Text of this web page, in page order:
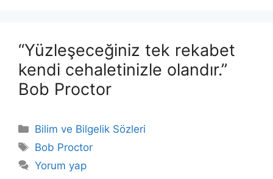
“Yüzleşeceğiniz tek rekabet
kendi cehaletinizle olandır.”
Bob Proctor
Kategoriler
Bilim ve Bilgelik Sözleri
Etiketler
Bob Proctor
Yorum yap